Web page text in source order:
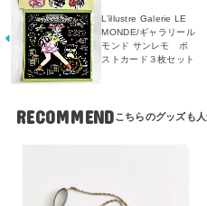
L’illustre Galerie LE
MONDE/ギャラリール
モンド サンレモ ポ
ストカード３枚セット
RECOMMEND